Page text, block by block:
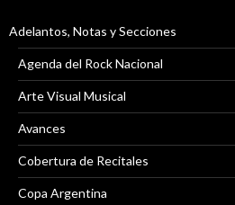
Adelantos, Notas y Secciones
Agenda del Rock Nacional
Arte Visual Musical
Avances
Cobertura de Recitales
Copa Argentina